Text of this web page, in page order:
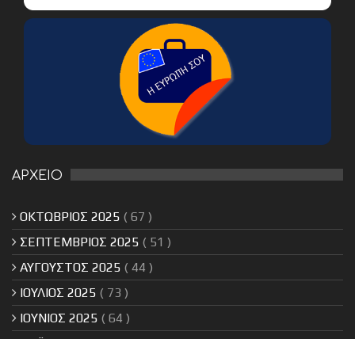
ΑΡΧΕΙΟ
ΟΚΤΩΒΡΙΟΣ 2025 ( 67 )
ΣΕΠΤΕΜΒΡΙΟΣ 2025 ( 51 )
ΑΥΓΟΥΣΤΟΣ 2025 ( 44 )
ΙΟΥΛΙΟΣ 2025 ( 73 )
ΙΟΥΝΙΟΣ 2025 ( 64 )